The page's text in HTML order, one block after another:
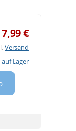
7,99 €
Versand
Lager